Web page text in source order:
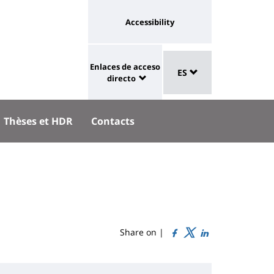
Université
lien
vers
page
accessibilité
Accessibility
University
:
Shortcut
links
Enlaces de acceso
directo
Sélecteur
de
langue
ES
Thèses et HDR Contacts
Share on |